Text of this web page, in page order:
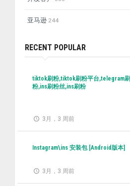
亚马逊 244
RECENT POPULAR
tiktok刷粉,tiktok刷粉平台,telegram刷
粉,ins刷粉丝,ins刷粉
3月，3 周前
Instagram\ins 安装包 [Android版本]
3月，3 周前